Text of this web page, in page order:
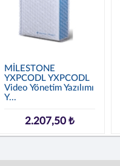
MİLESTONE
YXPCODL YXPCODL
Video Yönetim Yazılımı
Y...
2.207,50 ₺